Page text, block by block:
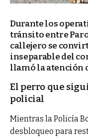
Durante los
tránsito entre
callejero se
inseparable del
llamó la atención
El perro que
policial
Mientras la Policía
desbloqueo para